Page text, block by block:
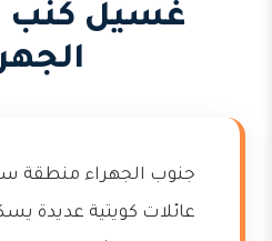
غسيل كنب
جنوب الجهراء منطقة
عائلات كويتية عديدة